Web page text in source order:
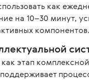
как
на 10–30 минут,
компонентов.
как этап